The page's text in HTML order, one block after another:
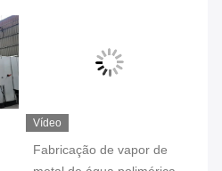
Vídeo
Fabricação de vapor de